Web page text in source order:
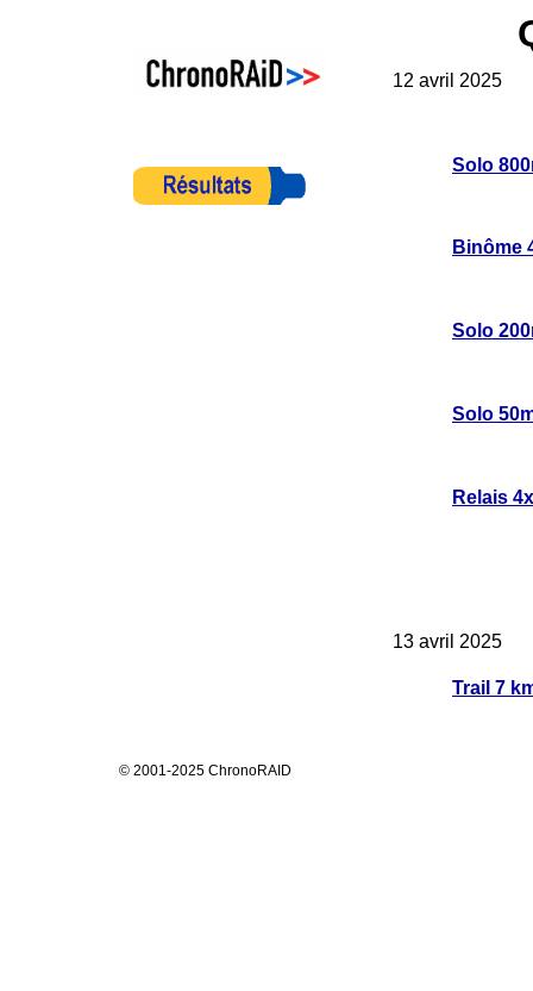
12 avril 2025
© 2001-2025 ChronoRAID
Solo
Binôme
Solo
Solo
Relais
13 avril 2025
Trail 7